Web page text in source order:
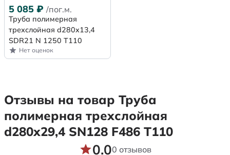
5 085 ₽ /пог.м.
Труба полимерная
трехслойная d280x13,4
SDR21 N 1250 Т110
Нет оценок
Отзывы на товар Труба
полимерная трехслойная
d280х29,4 SN128 F486 Т110
0.00 отзывов